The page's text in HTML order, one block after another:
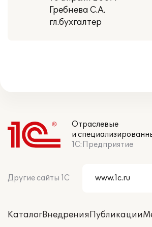
Гребнева С.А.
гл.бухгалтер
Отраслевые
и
1С:Предприятие
Другие сайты 1С
КаталогВнедренияПубликации